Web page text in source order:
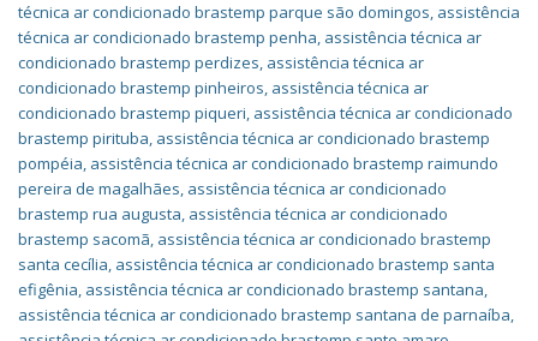
técnica ar condicionado brastemp parque são domingos, assistência
técnica ar condicionado brastemp penha, assistência técnica ar
condicionado brastemp perdizes, assistência técnica ar
condicionado brastemp pinheiros, assistência técnica ar
condicionado brastemp piqueri, assistência técnica ar condicionado
brastemp pirituba, assistência técnica ar condicionado brastemp
pompéia, assistência técnica ar condicionado brastemp raimundo
pereira de magalhães, assistência técnica ar condicionado
brastemp rua augusta, assistência técnica ar condicionado
brastemp sacomã, assistência técnica ar condicionado brastemp
santa cecília, assistência técnica ar condicionado brastemp santa
efigênia, assistência técnica ar condicionado brastemp santana,
assistência técnica ar condicionado brastemp santana de parnaíba,